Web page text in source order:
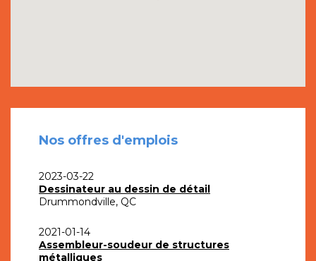
Nos offres d'emplois
2023-03-22
Dessinateur au dessin de détail
Drummondville, QC
2021-01-14
Assembleur-soudeur de structures
métalliques